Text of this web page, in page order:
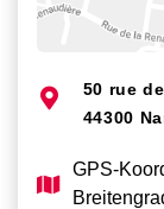
50 rue
44300
GPS-